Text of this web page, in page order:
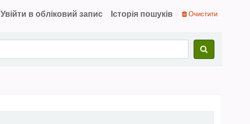
Увійти в обліковий запис Історія пошуків Очистити